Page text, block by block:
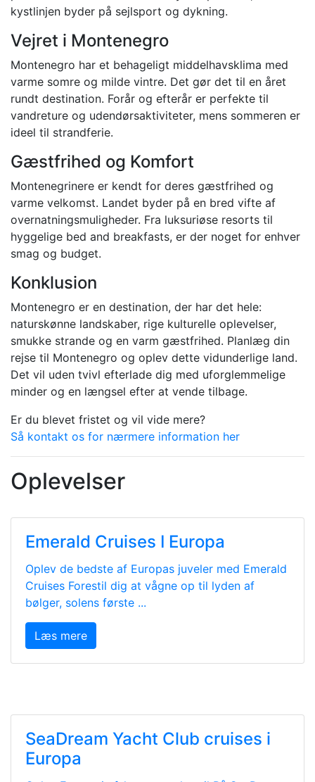
kystlinjen byder på sejlsport og dykning.
Vejret i Montenegro
Montenegro har et behageligt middelhavsklima med
varme somre og milde vintre. Det gør det til en året
rundt destination. Forår og efterår er perfekte til
vandreture og udendørsaktiviteter, mens sommeren er
ideel til strandferie.
Gæstfrihed og Komfort
Montenegrinere er kendt for deres gæstfrihed og
varme velkomst. Landet byder på en bred vifte af
overnatningsmuligheder. Fra luksuriøse resorts til
hyggelige bed and breakfasts, er der noget for enhver
smag og budget.
Konklusion
Montenegro er en destination, der har det hele:
naturskønne landskaber, rige kulturelle oplevelser,
smukke strande og en varm gæstfrihed. Planlæg din
rejse til Montenegro og oplev dette vidunderlige land.
Det vil uden tvivl efterlade dig med uforglemmelige
minder og en længsel efter at vende tilbage.
Er du blevet fristet og vil vide mere?
Så kontakt os for nærmere information her
Oplevelser
Emerald Cruises I Europa
Oplev de bedste af Europas juveler med Emerald
Cruises Forestil dig at vågne op til lyden af
bølger, solens første ...
Læs mere
SeaDream Yacht Club cruises i
Europa